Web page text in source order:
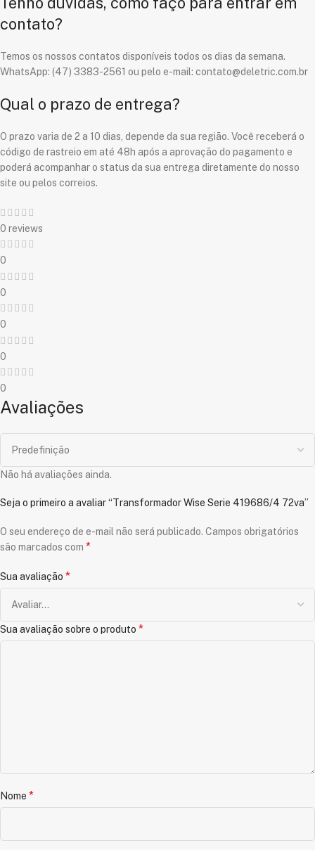
contato?
Temos os nossos contatos disponíveis todos os dias da semana.
WhatsApp: (47) 3383-2561 ou pelo e-mail: contato@deletric.com.br
Qual o prazo de entrega?
O prazo varia de 2 a 10 dias, depende da sua região. Você receberá o
código de rastreio em até 48h após a aprovação do pagamento e
poderá acompanhar o status da sua entrega diretamente do nosso
site ou pelos correios.
0 reviews
0
0
0
0
0
Avaliações
Não há avaliações ainda.
Seja o primeiro a avaliar “Transformador Wise Serie 419686/4 72va”
O seu endereço de e-mail não será publicado. Campos obrigatórios
são marcados com *
Sua avaliação *
Sua avaliação sobre o produto *
Nome *